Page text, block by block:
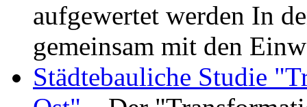
aufgewertet werden In
gemeinsam mit den
Städtebauliche Studie